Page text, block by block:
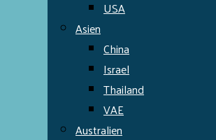
USA
Asien
China
Israel
Thailand
VAE
Australien